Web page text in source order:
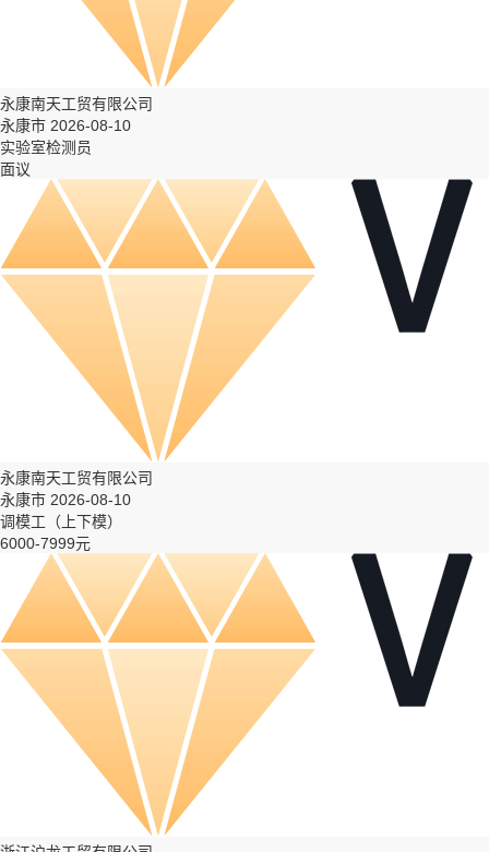
永康南天工贸有限公司
永康市 2026-08-10
实验室检测员
面议
永康南天工贸有限公司
永康市 2026-08-10
调模工（上下模）
6000-7999元